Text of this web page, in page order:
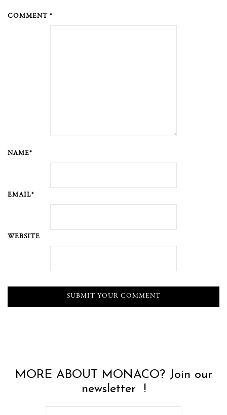
COMMENT *
NAME*
EMAIL*
WEBSITE
MORE ABOUT MONACO? Join our
newsletter !